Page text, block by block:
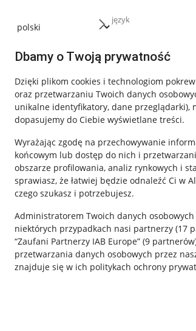
język
Dbamy o Twoją prywatność
Dzięki plikom cookies i technologiom
oraz przetwarzaniu Twoich danych
unikalne identyfikatory, dane przeglądarki),
dopasujemy do Ciebie wyświetlane treści.
Wyrażając zgodę na przechowywanie
końcowym lub dostęp do nich i
obszarze profilowania, analiz rynkowych i
sprawiasz, że łatwiej będzie odnaleźć Ci w
czego szukasz i potrzebujesz.
Administratorem Twoich danych
niektórych przypadkach nasi partnerzy (17
“Zaufani Partnerzy IAB Europe” (9 partnerów
przetwarzania danych osobowych przez
znajduje się w ich politykach ochrony
Przydatne informacje
Jak to działa
Napisz do nas
Allegro Gadane dla sprzedających